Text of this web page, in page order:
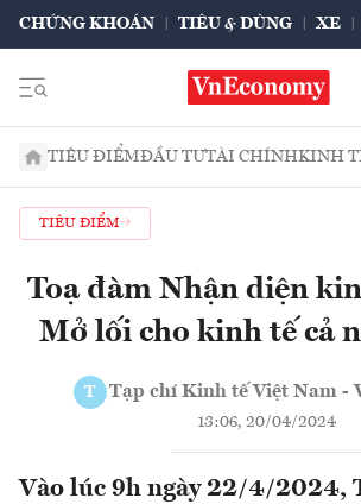
CHỨNG KHOÁN TIÊU & DÙNG XE
TIÊU ĐIỂMĐẦU TƯTÀI CHÍNHKINH
TIÊU ĐIỂM
Toạ đàm Nhận diện
Mở lối cho kinh tế cả
T Tạp chí Kinh tế Việt Nam -
13:06, 20/04/2024
Vào lúc 9h ngày 22/4/2024,